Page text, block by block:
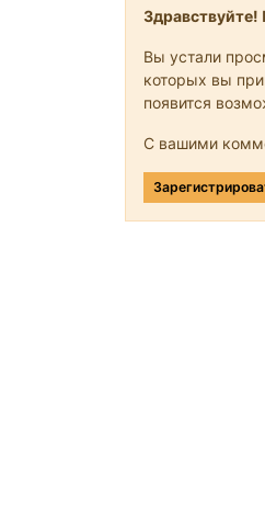
Здравствуйте!
Вы устали
которых вы
появится
С вашими